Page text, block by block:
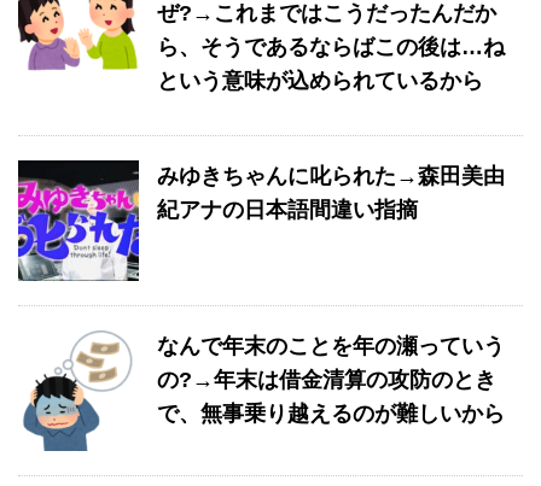
ぜ?→これまではこうだったんだか
ら、そうであるならばこの後は…ね
という意味が込められているから
みゆきちゃんに叱られた→森田美由
紀アナの日本語間違い指摘
なんで年末のことを年の瀬っていう
の?→年末は借金清算の攻防のとき
で、無事乗り越えるのが難しいから